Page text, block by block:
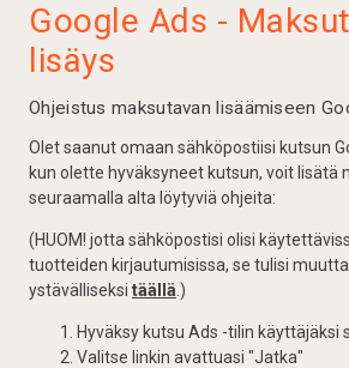
Google Ads -
lisäys
Ohjeistus maksutavan lisäämiseen
Olet saanut omaan sähköpostiisi kutsun
kun olette hyväksyneet kutsun, voit lisätä
seuraamalla alta löytyviä ohjeita:
(HUOM! jotta sähköpostisi olisi
tuotteiden kirjautumisissa, se tulisi
ystävälliseksi täällä .)
Hyväksy kutsu Ads -tilin käyttäjäksi
Valitse linkin avattuasi "Jatka"